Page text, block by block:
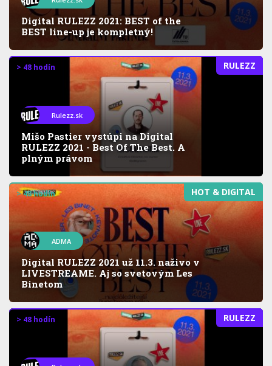
Digital RULEZZ 2021: BEST of the
BEST line-up je kompletný!
RULEZZ
> 48 hodín
Rulezz.sk
Mišo Pastier vystúpi na Digital
RULEZZ 2021 - Best Of The Best. A
plným právom
HOT & DIGITAL
> 48 hodín
ADMA
Digital RULEZZ 2021 už 11.3. naživo v
LIVESTREAME. Aj so svetovým Les
Binetom
RULEZZ
> 48 hodín